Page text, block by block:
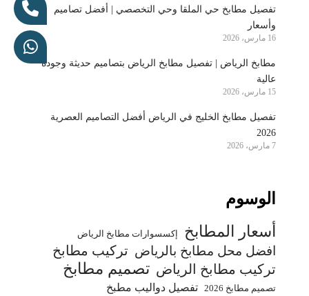
تفصيل مطابخ حي الملقا وحي التخصصي | أفضل تصاميم
وأسعار
16 مارس، 2026
مطابخ الرياض | تفصيل مطابخ الرياض بتصاميم حديثة وجودة
عالية
15 مارس، 2026
تفصيل مطابخ الخليج في الرياض أفضل التصاميم العصرية
2026
7 مارس، 2026
الوسوم
أسعار المطابخ إكسسوارات مطابخ الرياض
افضل محل مطابخ بالرياض تركيب مطابخ
تركيب مطابخ الرياض تصميم مطابخ
تصميم مطابخ 2026 تفصيل دواليب مطبخ